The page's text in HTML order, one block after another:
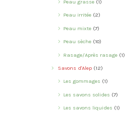
Peau grasse (1)
Peau irritée (2)
Peau mixte (7)
Peau sèche (10)
Rasage/Après rasage (1)
Savons d'Alep (12)
Les gommages (1)
Les savons solides (7)
Les savons liquides (1)